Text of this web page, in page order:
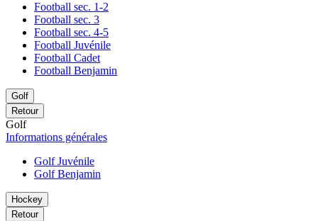
Football sec. 1-2
Football sec. 3
Football sec. 4-5
Football Juvénile
Football Cadet
Football Benjamin
Golf
Retour
Golf
Informations générales
Golf Juvénile
Golf Benjamin
Hockey
Retour